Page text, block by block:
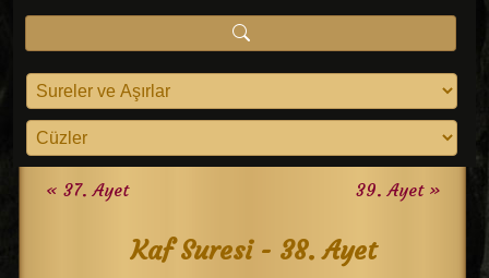
« 37. Ayet 39. Ayet »
Kaf Suresi - 38. Ayet